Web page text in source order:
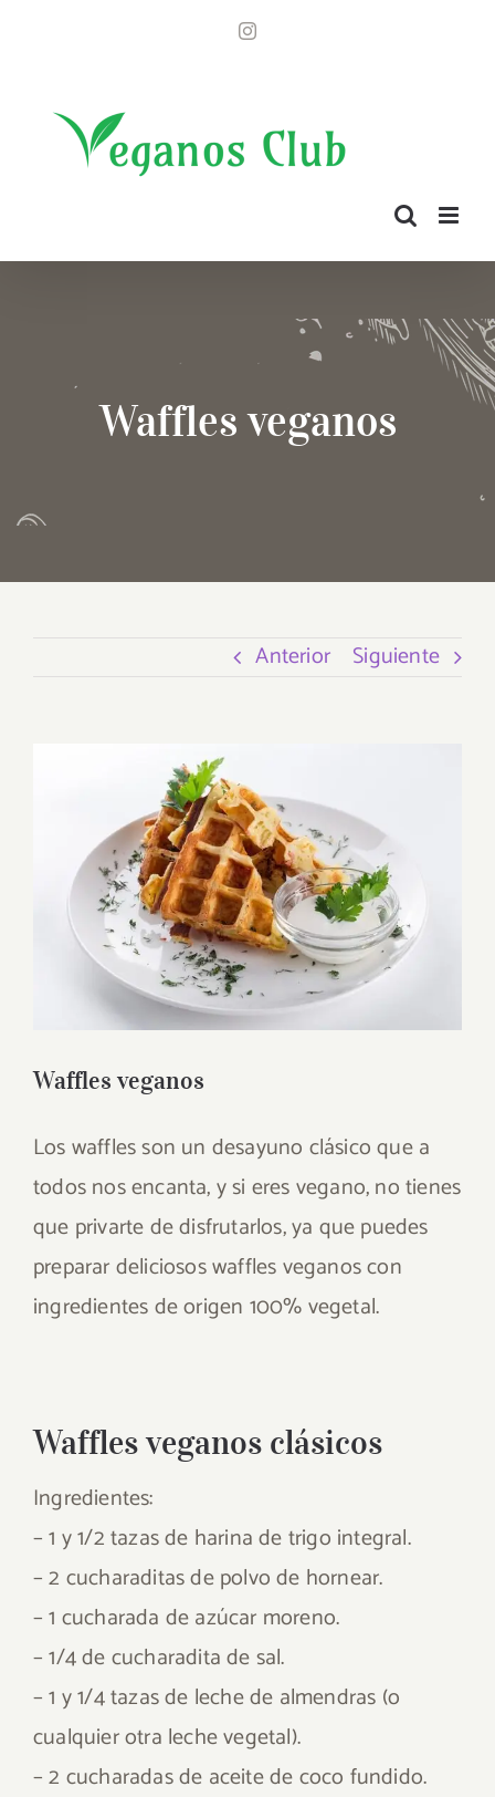
Instagram
Waffles veganos
Anterior Siguiente
Waffles veganos
Los waffles son un desayuno clásico que a
todos nos encanta, y si eres vegano, no tienes
que privarte de disfrutarlos, ya que puedes
preparar deliciosos waffles veganos con
ingredientes de origen 100% vegetal.
Waffles veganos clásicos
Ingredientes:
– 1 y 1/2 tazas de harina de trigo integral.
– 2 cucharaditas de polvo de hornear.
– 1 cucharada de azúcar moreno.
– 1/4 de cucharadita de sal.
– 1 y 1/4 tazas de leche de almendras (o
cualquier otra leche vegetal).
– 2 cucharadas de aceite de coco fundido.